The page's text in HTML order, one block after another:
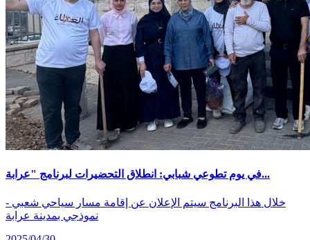
في يوم تطوعي شبابي: انطلاق التحضيرات لبرنامج "عرابة...
- خلال هذا البرنامج سيتم الإعلان عن إقامة مسار سياحي شعبي
نموذجي بمدينة عرابة